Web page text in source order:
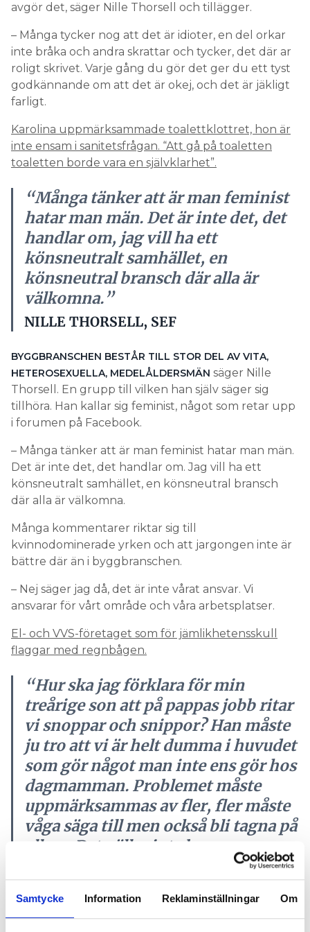
Samtycke Information Reklaminställningar Om
avgör det, säger Nille Thorsell och tillägger.
– Många tycker nog att det är idioter, en del orkar
inte bråka och andra skrattar och tycker, det där ar
roligt skrivet. Varje gång du gör det ger du ett tyst
godkännande om att det är okej, och det är jäkligt
farligt.
Karolina uppmärksammade toalettklottret, hon är
inte ensam i sanitetsfrågan. “Att gå på toaletten
toaletten borde vara en självklarhet”.
“Många tänker att är man feminist
hatar man män. Det är inte det, det
handlar om, jag vill ha ett
könsneutralt samhället, en
könsneutral bransch där alla är
välkomna.”
NILLE THORSELL, SEF
BYGGBRANSCHEN BESTÅR TILL STOR DEL AV VITA,
HETEROSEXUELLA, MEDELÅLDERSMÄN säger Nille
Thorsell. En grupp till vilken han själv säger sig
tillhöra. Han kallar sig feminist, något som retar upp
i forumen på Facebook.
– Många tänker att är man feminist hatar man män.
Det är inte det, det handlar om. Jag vill ha ett
könsneutralt samhället, en könsneutral bransch
där alla är välkomna.
Många kommentarer riktar sig till
kvinnodominerade yrken och att jargongen inte är
bättre där än i byggbranschen.
– Nej säger jag då, det är inte vårat ansvar. Vi
ansvarar för vårt område och våra arbetsplatser.
El- och VVS-företaget som för jämlikhetensskull
flaggar med regnbågen.
“Hur ska jag förklara för min
treårige son att på pappas jobb ritar
vi snoppar och snippor? Han måste
ju tro att vi är helt dumma i huvudet
som gör något man inte ens gör hos
dagmamman. Problemet måste
uppmärksammas av fler, fler måste
våga säga till men också bli tagna på
allvar. Det gäller inte bara
arbetstagarna, arbetsledare och
chefer måste ta dessa frågor seriöst.
Då kan vi förändra branschen.”